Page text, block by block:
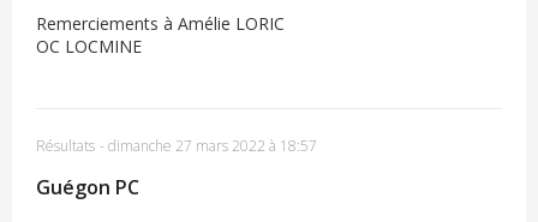
Remerciements à Amélie LORIC
OC LOCMINE
Résultats - dimanche 27 mars 2022 à 18:57
Guégon PC